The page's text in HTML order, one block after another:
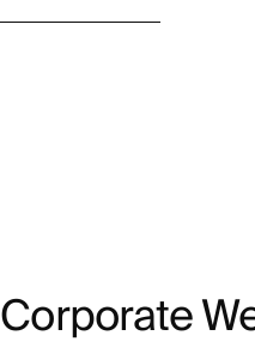
Corporate